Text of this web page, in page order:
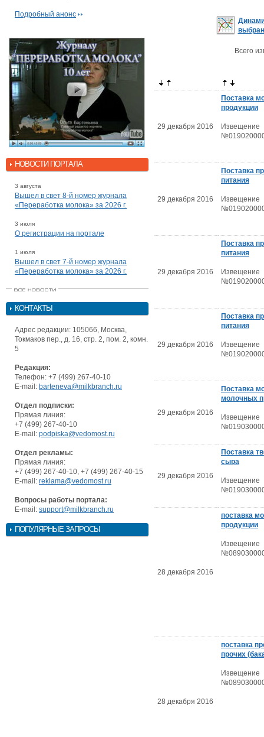
Подробный анонс
НОВОСТИ ПОРТАЛА
3 августа
Вышел в свет 8-й номер журнала
«Переработка молока» за 2026 г.
3 июля
О регистрации на портале
1 июля
Вышел в свет 7-й номер журнала
«Переработка молока» за 2026 г.
КОНТАКТЫ
Адрес редакции: 105066, Москва,
Токмаков пер., д. 16, стр. 2, пом. 2, комн.
5
Редакция:
Телефон: +7 (499) 267-40-10
E-mail: barteneva@milkbranch.ru
Отдел подписки:
Прямая линия:
+7 (499) 267-40-10
E-mail: podpiska@vedomost.ru
Отдел рекламы:
Прямая линия:
+7 (499) 267-40-10, +7 (499) 267-40-15
E-mail: reklama@vedomost.ru
Вопросы работы портала:
E-mail: support@milkbranch.ru
ПОПУЛЯРНЫЕ ЗАПРОСЫ
Всего
29 декабря 2016
Поставка
продукции
Извещение
29 декабря 2016
Поставка
питания
Извещение
29 декабря 2016
Поставка
питания
Извещение
29 декабря 2016
Поставка
питания
Извещение
29 декабря 2016
Поставка
молочных
Извещение
29 декабря 2016
Поставка
сыра
Извещение
28 декабря 2016
поставка
продукции
Извещение
28 декабря 2016
поставка
прочих
Извещение